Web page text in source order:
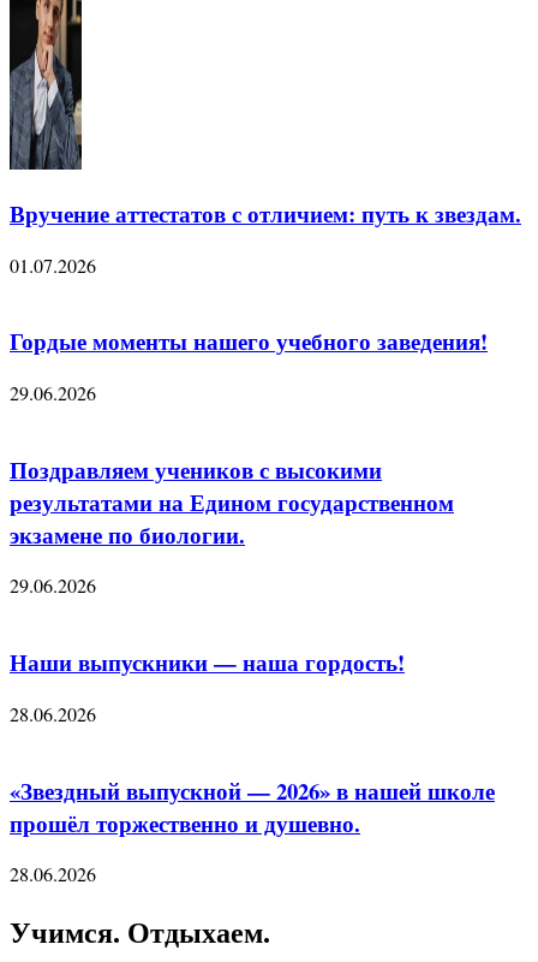
Вручение аттестатов с отличием: путь к звездам.
01.07.2026
Гордые моменты нашего учебного заведения!
29.06.2026
Поздравляем учеников с высокими
результатами на Едином государственном
экзамене по биологии.
29.06.2026
Наши выпускники — наша гордость!
28.06.2026
«Звездный выпускной — 2026» в нашей школе
прошёл торжественно и душевно.
28.06.2026
Учимся. Отдыхаем.